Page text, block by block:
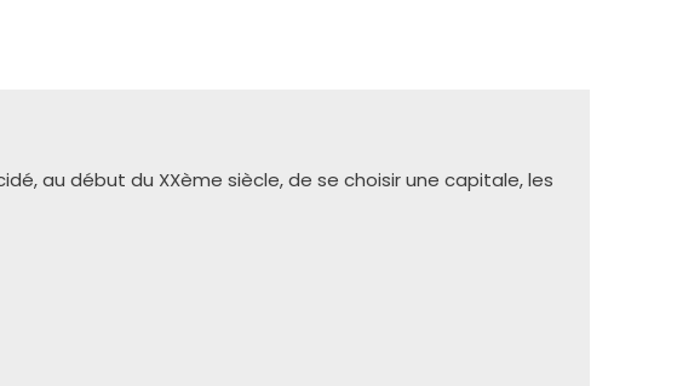
au début du XXème siècle, de se choisir une capitale, les